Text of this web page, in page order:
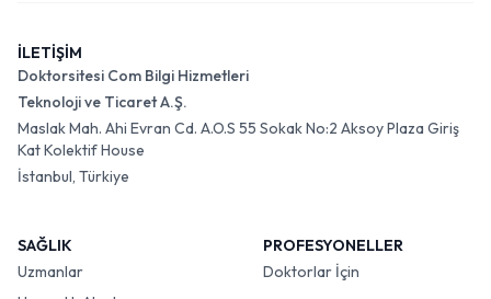
İLETİŞİM
Doktorsitesi Com Bilgi Hizmetleri
Teknoloji ve Ticaret A.Ş.
Maslak Mah. Ahi Evran Cd. A.O.S 55 Sokak No:2 Aksoy Plaza Giriş
Kat Kolektif House
İstanbul, Türkiye
SAĞLIK
Uzmanlar
PROFESYONELLER
Doktorlar İçin